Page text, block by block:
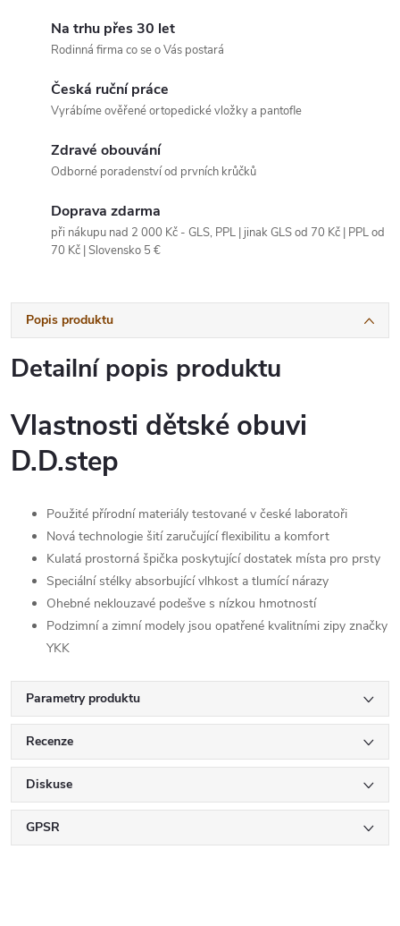
Na trhu přes 30 let
Rodinná firma co se o Vás postará
Česká ruční práce
Vyrábíme ověřené ortopedické vložky a pantofle
Zdravé obouvání
Odborné poradenství od prvních krůčků
Doprava zdarma
při nákupu nad 2 000 Kč - GLS, PPL | jinak GLS od 70 Kč | PPL od
70 Kč | Slovensko 5 €
Popis produktu
Detailní popis produktu
Vlastnosti dětské obuvi
D.D.step
Použité přírodní materiály testované v české laboratoři
Nová technologie šití zaručující flexibilitu a komfort
Kulatá prostorná špička poskytující dostatek místa pro prsty
Speciální stélky absorbující vlhkost a tlumící nárazy
Ohebné neklouzavé podešve s nízkou hmotností
Podzimní a zimní modely jsou opatřené kvalitními zipy značky
YKK
Parametry produktu
Recenze
Diskuse
GPSR